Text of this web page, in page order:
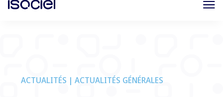
ACTUALITÉS | ACTUALITÉS GÉNÉRALES